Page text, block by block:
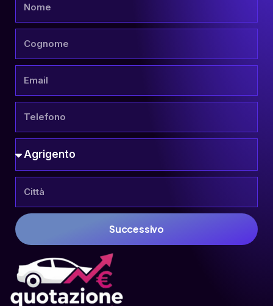
Successivo